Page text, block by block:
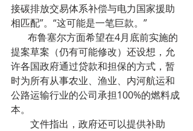
接碳排放交易体系补偿与电力国家援助
相匹配”。“这可能是一笔巨款。”
提案草案（仍有可能修改）还设想，允
许各国政府通过贷款和担保的方式，暂
时为所有从事农业、渔业、内河航运和
公路运输行业的公司承担100%的燃料成
本。